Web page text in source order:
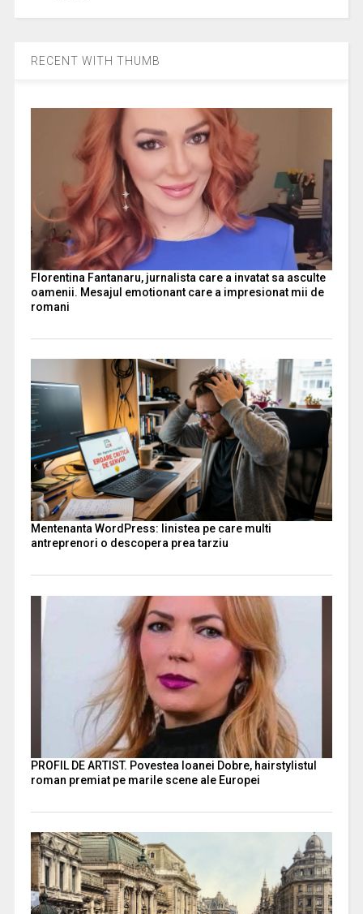
RECENT WITH THUMB
Florentina Fantanaru, jurnalista care a invatat sa asculte
oamenii. Mesajul emotionant care a impresionat mii de
romani
Mentenanta WordPress: linistea pe care multi
antreprenori o descopera prea tarziu
PROFIL DE ARTIST. Povestea Ioanei Dobre, hairstylistul
roman premiat pe marile scene ale Europei